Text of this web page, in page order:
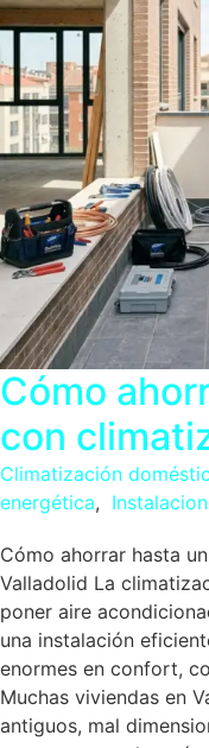
Cómo
con
Climatización
energética,
Cómo ahorrar hasta
Valladolid La
poner aire
una instalación
enormes en confort,
Muchas viviendas en
antiguos, mal